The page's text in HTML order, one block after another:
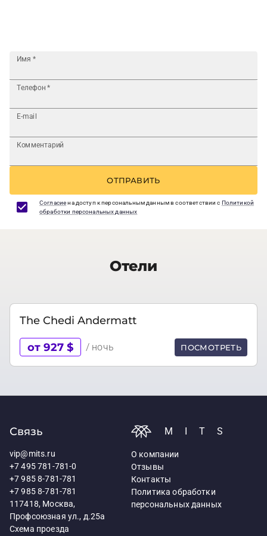
Имя *
Телефон *
E-mail
Комментарий
ОТПРАВИТЬ
Согласиена доступ к персональным данным в соответствии с Политикой
обработки персональных данных
Отели
The Chedi Andermatt
от 927 $ / ночь ПОСМОТРЕТЬ
Связь
vip@mits.ru
+7 495 781-781-0
+7 985 8-781-781
+7 985 8-781-781
117418, Москва,
Профсоюзная ул., д.25а
Схема проезда
MITS
О компании
Отзывы
Контакты
Политика обработки
персональных данных